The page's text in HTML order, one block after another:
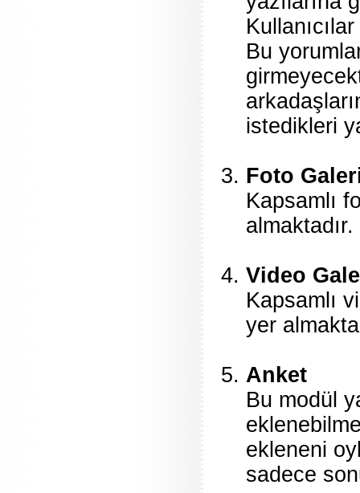
Bu
istedikleri
Foto
Kapsamlı
Video
Kapsamlı
yer
Anket
Bu modül
ekleneni
sadece